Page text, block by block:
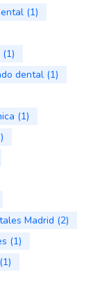
(1)
(1)
dental (1)
(1)
Madrid (2)
(1)
(1)